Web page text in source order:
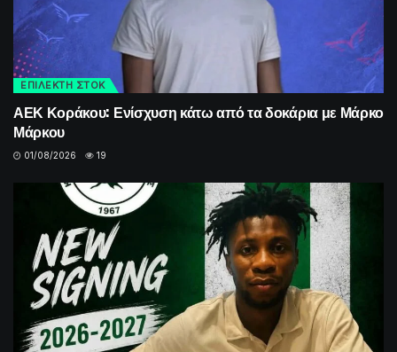
ΕΠΙΛΕΚΤΗ ΣΤΟΚ
ΑΕΚ Κοράκου: Ενίσχυση κάτω από τα δοκάρια με Μάρκο
Μάρκου
01/08/2026 19